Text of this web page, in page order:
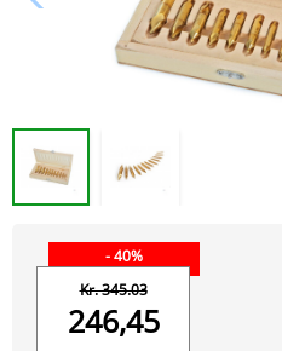
- 40%
Kr. 345.03
246,45